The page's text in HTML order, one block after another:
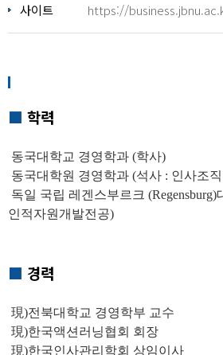
사이트
■ 학력
동국대학교 경영학과 (학사)
동국대학원 경영학과 (석사 : 인사조
독일 국립 레겐스부르크
인적자원개발전공)
■ 경력
現)전북대학교 경영학부 교수
現)한국액션러닝협회 회장
現)한국인사관리학회 상임이사